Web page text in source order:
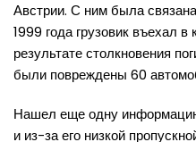
Австрии. С ним была
1999 года грузовик въехал
результате столкновения
были повреждены 60
Нашел еще одну
и из-за его низкой